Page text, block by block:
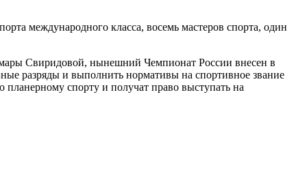
международного класса, восемь мастеров спорта, один
Свиридовой, нынешний Чемпионат России внесен в
разряды и выполнить нормативы на спортивное звание
спорту и получат право выступать на